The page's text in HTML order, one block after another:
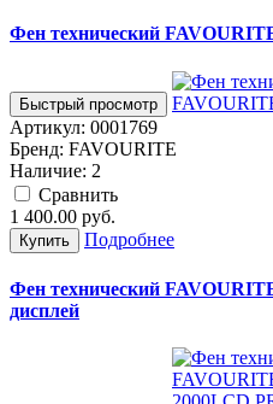
Фен технический
Быстрый просмотр
Артикул: 0001769
Бренд: FAVOURITE
Наличие: 2
Cравнить
1 400.00 руб.
Купить Подробнее
Фен технический
дисплей